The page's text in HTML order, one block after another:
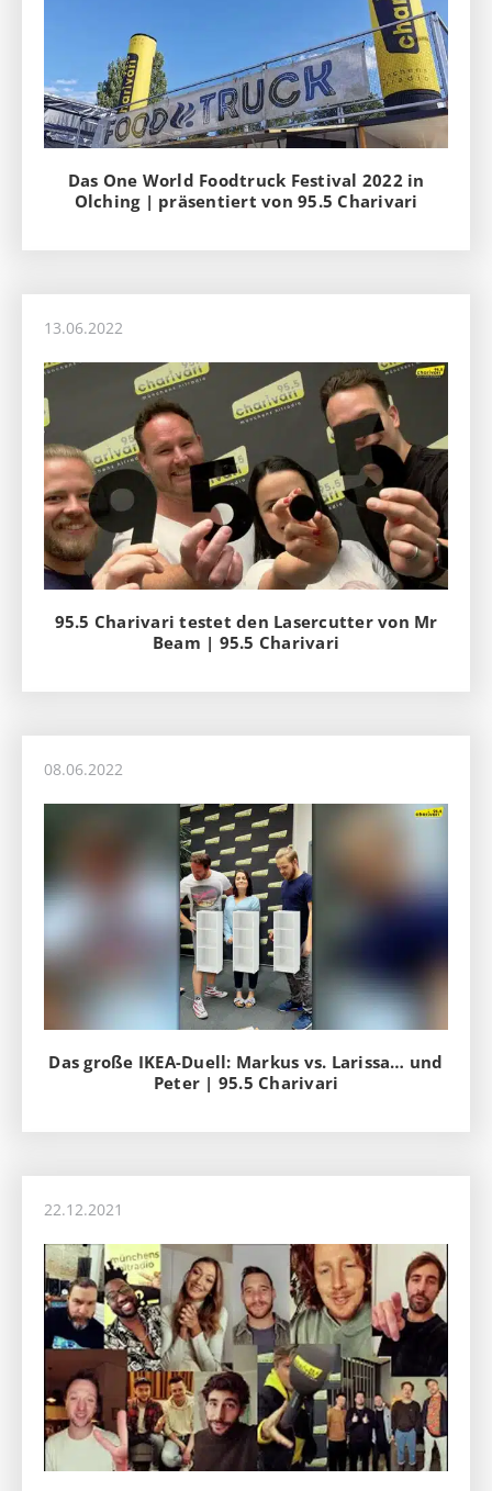
Das One World Foodtruck Festival 2022 in
Olching | präsentiert von 95.5 Charivari
13.06.2022
95.5 Charivari testet den Lasercutter von Mr
Beam | 95.5 Charivari
08.06.2022
Das große IKEA-Duell: Markus vs. Larissa… und
Peter | 95.5 Charivari
22.12.2021